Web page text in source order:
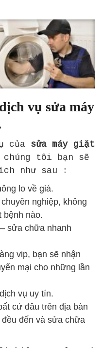
vụ sửa máy
của sửa máy giặt
chúng tôi bạn sẽ
như sau :
lo về giá.
nghiệp, không
bệnh nào.
sửa chữa nhanh
vip, bạn sẽ nhận
mại cho những lần
vụ uy tín.
cứ đâu trên địa bàn
đến và sửa chữa